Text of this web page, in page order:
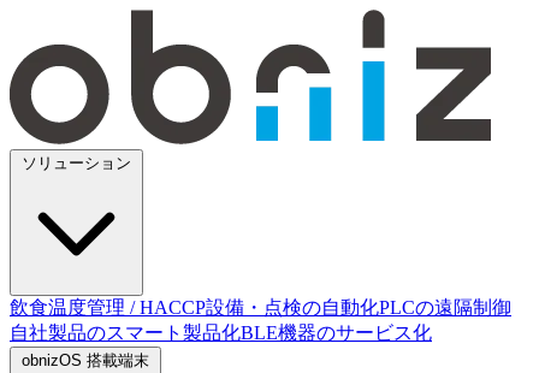
飲食温度管理 / HACCP設備・点検の自動化PLCの遠隔制御
自社製品のスマート製品化BLE機器のサービス化